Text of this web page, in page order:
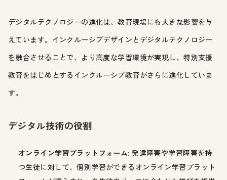
デジタルテクノロジーの進化は、教育現場にも大きな影響を与
えています。インクルーシブデザインとデジタルテクノロジー
を融合させることで、より高度な学習環境が実現し、特別支援
教育をはじめとするインクルーシブ教育がさらに進化していま
す。
デジタル技術の役割
オンライン学習プラットフォーム: 発達障害や学習障害を持
つ生徒に対して、個別学習ができるオンライン学習プラット